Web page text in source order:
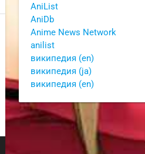
AniList
AniDb
Anime News Network
anilist
википедия (en)
википедия (ja)
википедия (en)